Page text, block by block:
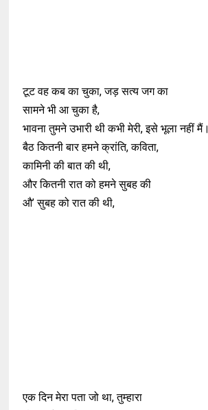
टूट वह कब का चुका, जड़ सत्य जग का
सामने भी आ चुका है,
भावना तुमने उभारी थी कभी मेरी, इसे भूला नहीं मैं।
बैठ कितनी बार हमने क्रांति, कविता,
कामिनी की बात की थी,
और कितनी रात को हमने सुबह की
औ’ सुबह को रात की थी,
एक दिन मेरा पता जो था, तुम्हारा